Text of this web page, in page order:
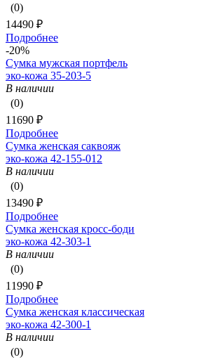
(0)
14490 ₽
Подробнее
-20%
Сумка мужская портфель
эко-кожа 35-203-5
В наличии
(0)
11690 ₽
Подробнее
Сумка женская саквояж
эко-кожа 42-155-012
В наличии
(0)
13490 ₽
Подробнее
Сумка женская кросс-боди
эко-кожа 42-303-1
В наличии
(0)
11990 ₽
Подробнее
Сумка женская классическая
эко-кожа 42-300-1
В наличии
(0)